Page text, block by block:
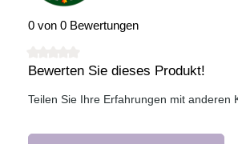
0 von 0 Bewertungen
Durchschnittliche Bewertung von 0 von 5
Bewerten Sie dieses Produkt!
Teilen Sie Ihre Erfahrungen mit anderen